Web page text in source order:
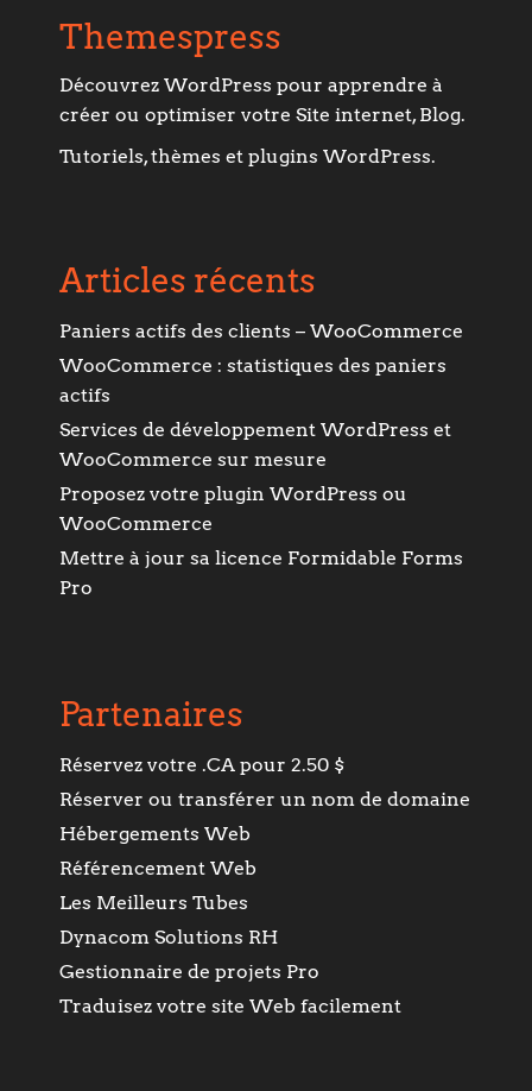
Themespress
Découvrez WordPress pour apprendre à
créer ou optimiser votre Site internet, Blog.
Tutoriels, thèmes et plugins WordPress.
Articles récents
Paniers actifs des clients – WooCommerce
WooCommerce : statistiques des paniers
actifs
Services de développement WordPress et
WooCommerce sur mesure
Proposez votre plugin WordPress ou
WooCommerce
Mettre à jour sa licence Formidable Forms
Pro
Partenaires
Réservez votre .CA pour 2.50 $
Réserver ou transférer un nom de domaine
Hébergements Web
Référencement Web
Les Meilleurs Tubes
Dynacom Solutions RH
Gestionnaire de projets Pro
Traduisez votre site Web facilement